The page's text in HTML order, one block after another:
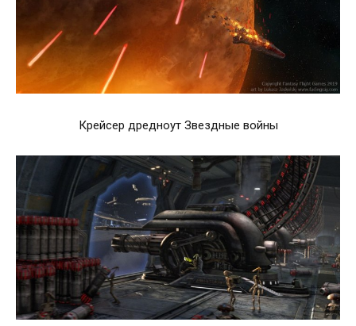
Крейсер дредноут Звездные войны